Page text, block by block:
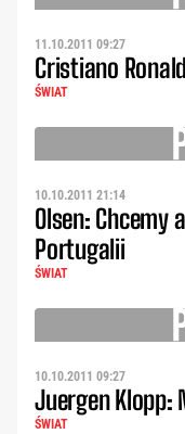
11.10.2011 09:27
Cristiano
ŚWIAT
10.10.2011 21:14
Olsen: Chcemy
Portugalii
ŚWIAT
10.10.2011 09:27
Juergen Klopp:
ŚWIAT